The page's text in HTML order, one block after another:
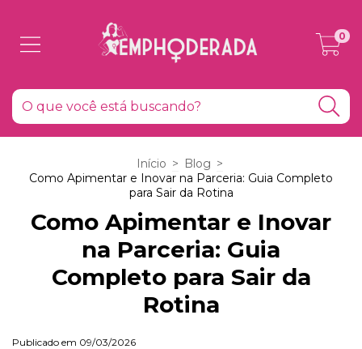
0
Início > Blog >
Como Apimentar e Inovar na Parceria: Guia Completo
para Sair da Rotina
Como Apimentar e Inovar
na Parceria: Guia
Completo para Sair da
Rotina
Publicado em 09/03/2026